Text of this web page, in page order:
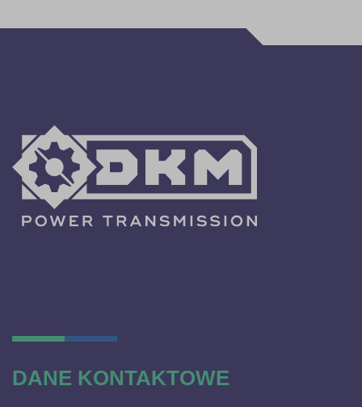
DANE KONTAKTOWE